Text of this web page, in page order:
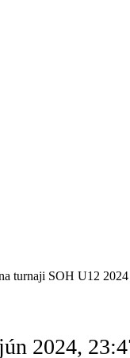
turnaji SOH U12 2024
2024,